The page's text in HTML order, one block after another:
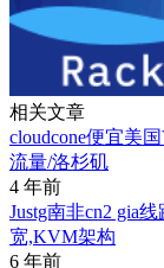
相关文章
cloudcone便宜美
流量/洛杉矶
4 年前
Justg南非cn2 gia
宽,KVM架构
6 年前